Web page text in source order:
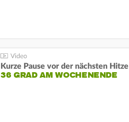
Kurze Pause vor der nächsten Hitze
36 GRAD AM WOCHENENDE